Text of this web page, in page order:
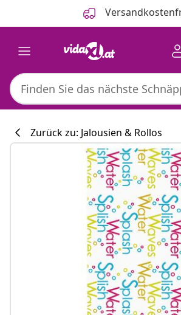
#sharemevidaxl
Zurück zu: Jalousien & Rollos